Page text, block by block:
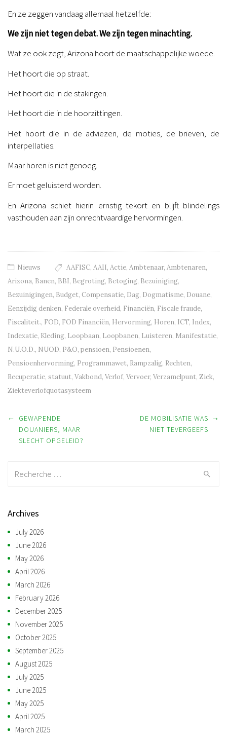
En ze zeggen vandaag allemaal hetzelfde:
We zijn niet tegen debat. We zijn tegen minachting.
Wat ze ook zegt, Arizona hoort de maatschappelijke woede.
Het hoort die op straat.
Het hoort die in de stakingen.
Het hoort die in de hoorzittingen.
Het hoort die in de adviezen, de moties, de brieven, de
interpellaties.
Maar horen is niet genoeg.
Er moet geluisterd worden.
En Arizona schiet hierin ernstig tekort en blijft blindelings
vasthouden aan zijn onrechtvaardige hervormingen.
Nieuws AAFISC, AAII, Actie, Ambtenaar, Ambtenaren,
Arizona, Banen, BBI, Begroting, Betoging, Bezuiniging,
Bezuinigingen, Budget, Compensatie, Dag, Dogmatisme, Douane,
Eenzijdig denken, Federale overheid, Financiën, Fiscale fraude,
Fiscaliteit., FOD, FOD Financiën, Hervorming, Horen, ICT, Index,
Indexatie, Kleding, Loopbaan, Loopbanen, Luisteren, Manifestatie,
N.U.O.D., NUOD, P&O, pensioen, Pensioenen,
Pensioenhervorming, Programmawet, Rampzalig, Rechten,
Recuperatie, statuut, Vakbond, Verlof, Vervoer, Verzamelpunt, Ziek,
Ziekteverlofquotasysteem
Post navigation
←
GEWAPENDE
DOUANIERS, MAAR
SLECHT OPGELEID?
DE MOBILISATIE WAS
NIET TEVERGEEFS
→
Archives
July 2026
June 2026
May 2026
April 2026
March 2026
February 2026
December 2025
November 2025
October 2025
September 2025
August 2025
July 2025
June 2025
May 2025
April 2025
March 2025